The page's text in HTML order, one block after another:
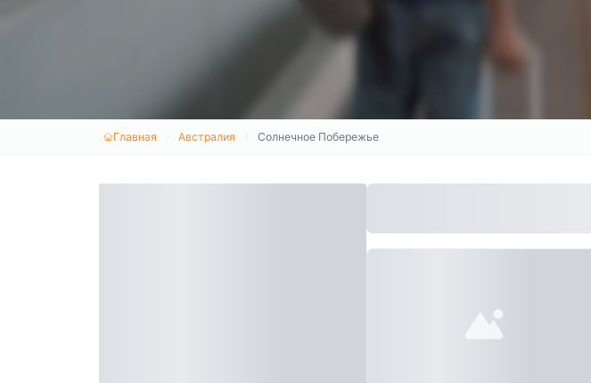
Главная Австралия Солнечное Побережье